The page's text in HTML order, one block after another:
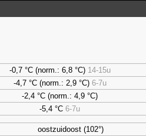
-0,7 °C (norm.: 6,8 °C) 14-15u
-4,7 °C (norm.: 2,9 °C) 6-7u
-2,4 °C (norm.: 4,9 °C)
-5,4 °C6-7u
oostzuidoost (102°)